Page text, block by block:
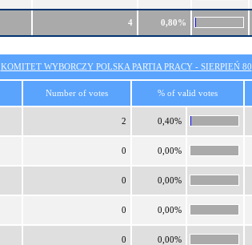
4 0,80%
KOMITET WYBORCZY POLSKA PARTIA PRACY - SIERPIEŃ 80
Number of votes % of valid votes
2 0,40%
0 0,00%
0 0,00%
0 0,00%
0 0,00%